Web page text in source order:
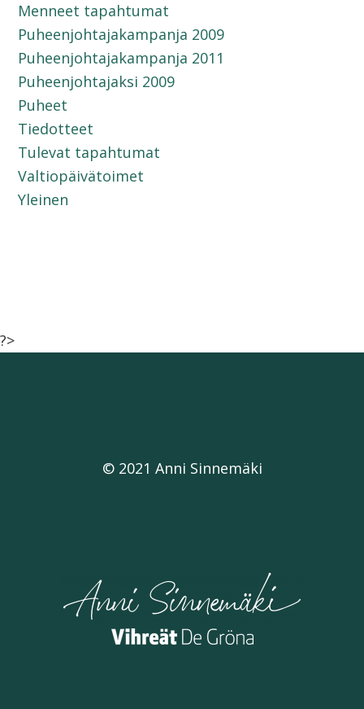
Menneet tapahtumat
Puheenjohtajakampanja 2009
Puheenjohtajakampanja 2011
Puheenjohtajaksi 2009
Puheet
Tiedotteet
Tulevat tapahtumat
Valtiopäivätoimet
Yleinen
?>
© 2021 Anni Sinnemäki